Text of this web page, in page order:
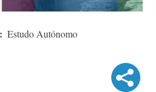
Estudo Autónomo